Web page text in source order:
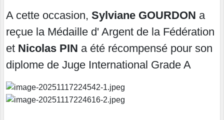
A cette occasion, Sylviane GOURDON a
reçue la Médaille d' Argent de la Fédération
et Nicolas PIN a été récompensé pour son
diplome de Juge International Grade A